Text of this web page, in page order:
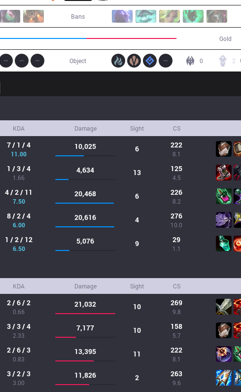
Bans
Gold
2
0
Object
KDA Damage Sight CS
7 / 1 / 4
11.00
10,025 6 222
8.1
1 / 3 / 4
1.66
4,634 13 125
4.5
4 / 2 / 11
7.50
20,468 6 226
8.2
8 / 2 / 4
6.00
20,616 4 276
10.0
1 / 2 / 12
6.50
5,076 9 29
1.1
KDA Damage Sight CS
2 / 6 / 2
0.66
21,032 10 269
9.8
3 / 3 / 4
2.33
7,177 10 158
5.7
2 / 6 / 3
0.83
13,395 11 222
8.1
3 / 2 / 3
3.00
11,826 2 263
9.6